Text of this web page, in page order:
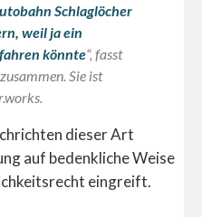
Schlaglöcher
weil ja ein
könnte“, fasst
Sie ist
.
dieser Art
auf bedenkliche Weise
eingreift.